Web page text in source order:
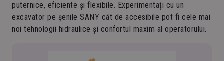
puternice, eficiente și flexibile. Experimentați cu un
excavator pe șenile SANY cât de accesibile pot fi cele mai
noi tehnologii hidraulice și confortul maxim al operatorului.